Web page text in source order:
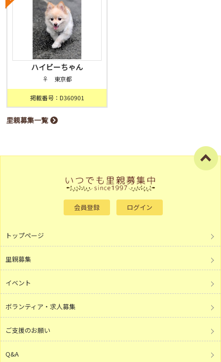
ハイビーちゃん
♀ 東京都
掲載番号：D360901
里親募集一覧
会員登録 ログイン
トップページ
里親募集
イベント
ボランティア・求人募集
ご支援のお願い
Q&A